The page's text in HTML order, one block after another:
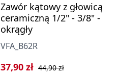
Zawór kątowy z głowicą
ceramiczną 1/2" - 3/8" -
okrągły
VFA_B62R
Cena sprzedaży:
37,90 zł Cena regularna:
44,90 zł